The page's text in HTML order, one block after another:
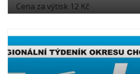
Cena za výtisk 12 Kč